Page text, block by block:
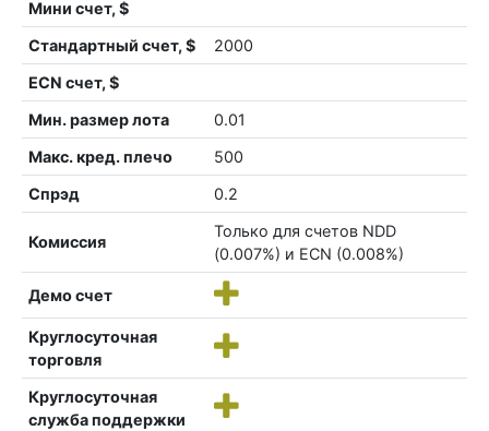
Мини счет, $
Стандартный счет, $
2000
ECN счет, $
Мин. размер лота
0.01
Макс. кред. плечо
500
Спрэд
0.2
Комиссия
Только для счетов NDD
(0.007%) и ECN (0.008%)
Демо счет
Круглосуточная
торговля
Круглосуточная
служба поддержки